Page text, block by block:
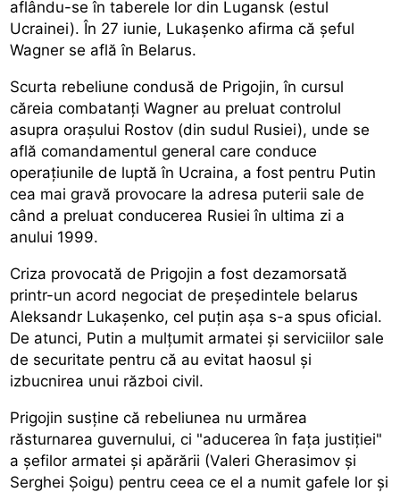
aflându-se în taberele lor din Lugansk (estul
Ucrainei). În 27 iunie, Lukaşenko afirma că şeful
Wagner se află în Belarus.
Scurta rebeliune condusă de Prigojin, în cursul
căreia combatanţi Wagner au preluat controlul
asupra oraşului Rostov (din sudul Rusiei), unde se
află comandamentul general care conduce
operaţiunile de luptă în Ucraina, a fost pentru Putin
cea mai gravă provocare la adresa puterii sale de
când a preluat conducerea Rusiei în ultima zi a
anului 1999.
Criza provocată de Prigojin a fost dezamorsată
printr-un acord negociat de preşedintele belarus
Aleksandr Lukaşenko, cel puţin aşa s-a spus oficial.
De atunci, Putin a mulţumit armatei şi serviciilor sale
de securitate pentru că au evitat haosul şi
izbucnirea unui război civil.
Prigojin susţine că rebeliunea nu urmărea
răsturnarea guvernului, ci "aducerea în faţa justiţiei"
a şefilor armatei şi apărării (Valeri Gherasimov şi
Serghei Şoigu) pentru ceea ce el a numit gafele lor şi